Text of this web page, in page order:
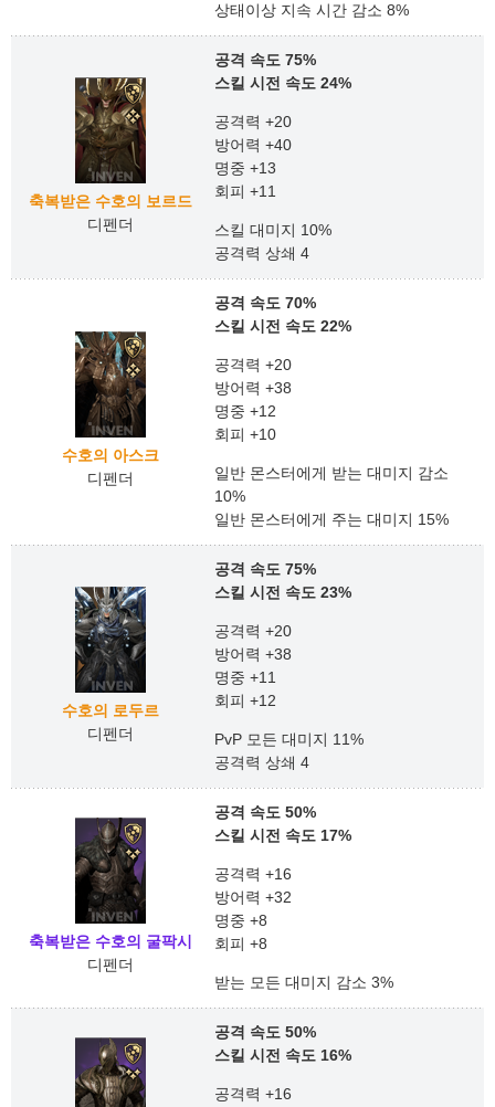
상태이상 지속 시간 감소 8%
축복받은 수호의 보르드
디펜더
공격 속도 75%
스킬 시전 속도 24%
공격력 +20
방어력 +40
명중 +13
회피 +11
스킬 대미지 10%
공격력 상쇄 4
수호의 아스크
디펜더
공격 속도 70%
스킬 시전 속도 22%
공격력 +20
방어력 +38
명중 +12
회피 +10
일반 몬스터에게 받는 대미지 감소
10%
일반 몬스터에게 주는 대미지 15%
수호의 로두르
디펜더
공격 속도 75%
스킬 시전 속도 23%
공격력 +20
방어력 +38
명중 +11
회피 +12
PvP 모든 대미지 11%
공격력 상쇄 4
축복받은 수호의 굴팍시
디펜더
공격 속도 50%
스킬 시전 속도 17%
공격력 +16
방어력 +32
명중 +8
회피 +8
받는 모든 대미지 감소 3%
공격 속도 50%
스킬 시전 속도 16%
공격력 +16